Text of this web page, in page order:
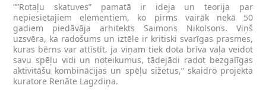
“”Rotaļu skatuves” pamatā ir ideja un teorija par
nepiesietajiem elementiem, ko pirms vairāk nekā 50
gadiem piedāvāja arhitekts Saimons Nikolsons. Viņš
uzsvēra, ka radošums un iztēle ir kritiski svarīgas prasmes,
kuras bērns var attīstīt, ja viņam tiek dota brīva vaļa veidot
savu spēļu vidi un noteikumus, tādejādi radot bezgalīgas
aktivitāšu kombinācijas un spēļu sižetus,” skaidro projekta
kuratore Renāte Lagzdiņa.